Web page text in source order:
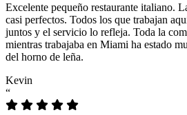
Excelente pequeño restaurante italiano.
casi perfectos. Todos los que trabajan
juntos y el servicio lo refleja. Toda la
mientras trabajaba en Miami ha estado
del horno de leña.
Kevin
“